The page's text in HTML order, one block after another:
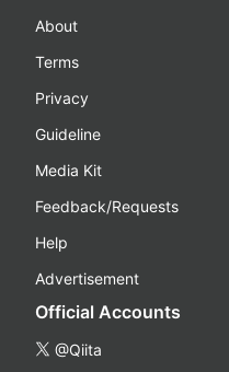
About
Terms
Privacy
Guideline
Media Kit
Feedback/Requests
Help
Advertisement
Official Accounts
@Qiita